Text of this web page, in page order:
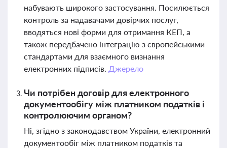
набувають широкого застосування. Посилюється
контроль за надавачами довірчих послуг,
вводяться нові форми для отримання КЕП, а
також передбачено інтеграцію з європейськими
стандартами для взаємного визнання
електронних підписів. Джерело
Чи потрібен договір для електронного
документообігу між платником податків і
контролюючим органом?
Ні, згідно з законодавством України, електронний
документообіг між платником податків та